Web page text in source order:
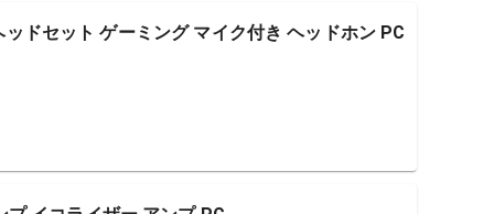
ドセット ゲーミング マイク付き ヘッドホン PC